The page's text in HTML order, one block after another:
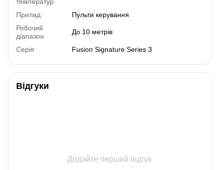
Прилад
Пульти керування
Робочий
діапазон
До 10 метрів
Серія Fusion Signature Series 3
Відгуки
Додайте перший відгук